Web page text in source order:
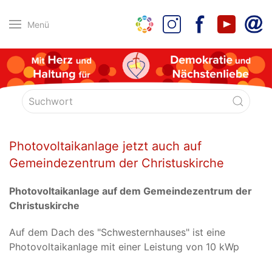
Menü
Photovoltaikanlage jetzt auch auf
Gemeindezentrum der Christuskirche
Photovoltaikanlage auf dem Gemeindezentrum der
Christuskirche
Auf dem Dach des "Schwesternhauses" ist eine
Photovoltaikanlage mit einer Leistung von 10 kWp